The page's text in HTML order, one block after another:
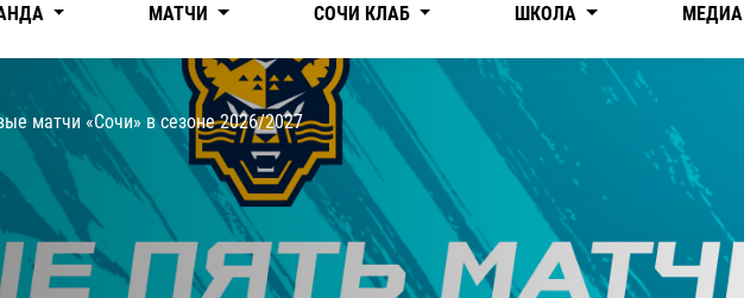
Нефтехимик
Трактор
Дивизион Чернышева
Авангард
Адмирал
КХЛ
МАТЧИ СОЧИ КЛАБ ШКОЛА МЕДИА
матчи «Сочи» в сезоне 2026/2027